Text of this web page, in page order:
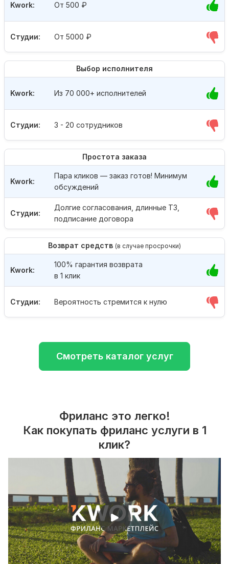
Студии: От 5000 ₽
Kwork: От 500 ₽
Выбор исполнителя
Студии: 3 - 20 сотрудников
Kwork: Из 70 000+ исполнителей
Простота заказа
Студии:
Долгие согласования, длинные ТЗ,
подписание договора
Kwork:
Пара кликов — заказ готов! Минимум
обсуждений
Возврат средств (в случае просрочки)
Студии: Вероятность стремится к нулю
Kwork:
100% гарантия возврата
в 1 клик
Смотреть каталог услуг
Фриланс это легко!
Как покупать фриланс услуги в 1
клик?